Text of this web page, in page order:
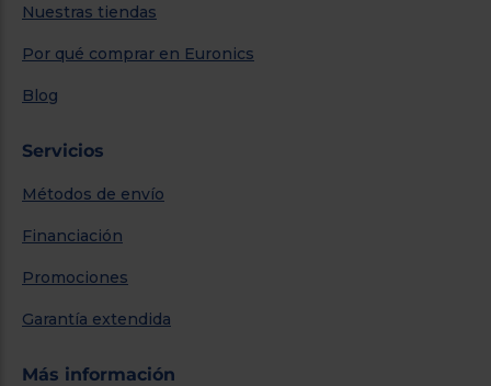
Nuestras tiendas
Por qué comprar en Euronics
Blog
Servicios
Métodos de envío
Financiación
Promociones
Garantía extendida
Más información